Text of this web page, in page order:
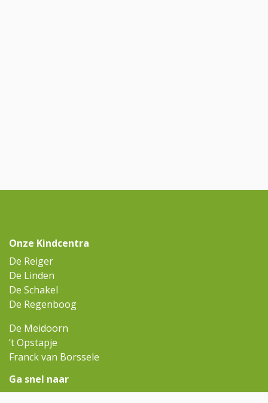
Onze Kindcentra
De Reiger
De Linden
De Schakel
De Regenboog
De Meidoorn
’t Opstapje
Franck van Borssele
Ga snel naar